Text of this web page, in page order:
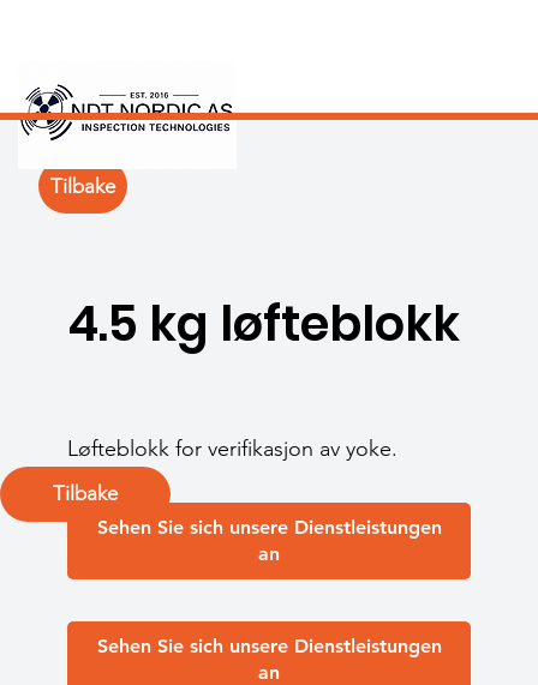
Tilbake
4.5 kg løfteblokk
Løfteblokk for verifikasjon av yoke.
Sehen Sie sich unsere Dienstleistungen
an
Sehen Sie sich unsere Dienstleistungen
an
Tilbake